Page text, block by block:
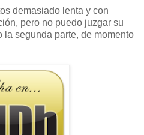
demasiado lenta y con
pero no puedo juzgar su
la segunda parte, de momento